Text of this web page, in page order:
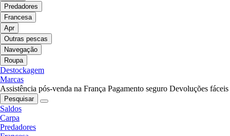
Predadores
Francesa
Apr
Outras pescas
Navegação
Roupa
Destockagem
Marcas
Assistência pós-venda na França Pagamento seguro Devoluções fáceis
Pesquisar
Saldos
Carpa
Predadores